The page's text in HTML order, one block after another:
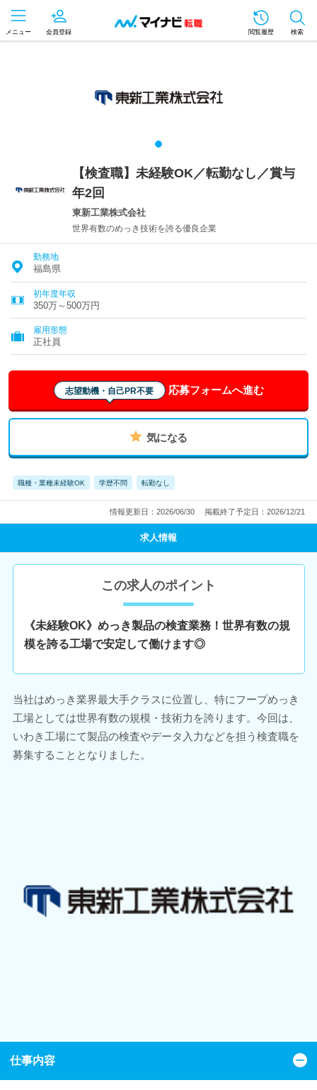
メニュー 会員登録 閲覧履歴 検索
【検査職】未経験OK／転勤なし／賞与
年2回
東新工業株式会社
世界有数のめっき技術を誇る優良企業
勤務地
福島県
初年度年収
350万～500万円
雇用形態
正社員
志望動機・自己PR不要 応募フォームへ進む
気になる
職種・業種未経験OK 学歴不問 転勤なし
情報更新日：2026/06/30 掲載終了予定日：2026/12/21
求人情報
この求人のポイント
《未経験OK》めっき製品の検査業務！世界有数の規
模を誇る工場で安定して働けます◎
当社はめっき業界最大手クラスに位置し、特にフープめっき
工場としては世界有数の規模・技術力を誇ります。今回は、
いわき工場にて製品の検査やデータ入力などを担う検査職を
募集することとなりました。
仕事内容